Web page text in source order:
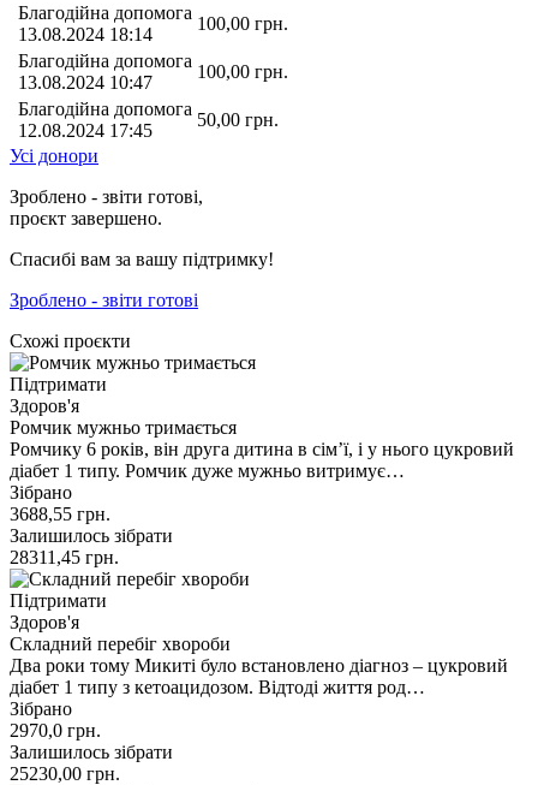
Благодійна допомога
13.08.2024 18:14
100,00 грн.
Благодійна допомога
13.08.2024 10:47
100,00 грн.
Благодійна допомога
12.08.2024 17:45
50,00 грн.
Усі донори
Зроблено - звіти готові,
проєкт завершено.
Спасибі вам за вашу підтримку!
Зроблено - звіти готові
Схожі проєкти
Підтримати
Здоров'я
Ромчик мужньо тримається
Ромчику 6 років, він друга дитина в сімʼї, і у нього цукровий
діабет 1 типу. Ромчик дуже мужньо витримує…
Зібрано
3688,55 грн.
Залишилось зібрати
28311,45 грн.
Підтримати
Здоров'я
Складний перебіг хвороби
Два роки тому Микиті було встановлено діагноз – цукровий
діабет 1 типу з кетоацидозом. Відтоді життя род…
Зібрано
2970,0 грн.
Залишилось зібрати
25230,00 грн.